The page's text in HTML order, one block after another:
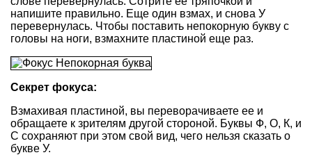
напишите правильно. Еще один взмах, и снова У
перевернулась. Чтобы поставить непокорную букву с
головы на ноги, взмахните пластиной еще раз.
Секрет фокуса:
Взмахивая пластиной, вы переворачиваете ее и
обращаете к зрителям другой стороной. Буквы Ф, О, К, и
С сохраняют при этом свой вид, чего нельзя сказать о
букве У.